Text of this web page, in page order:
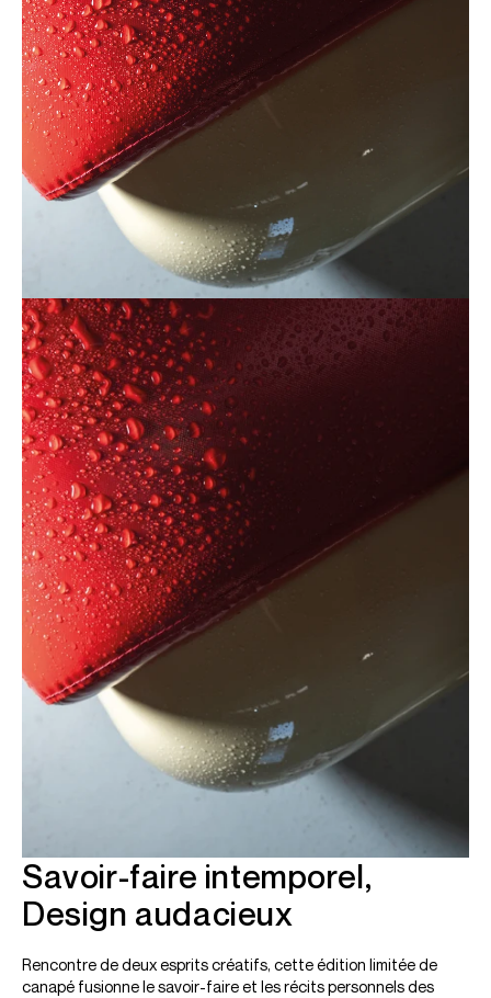
Savoir-faire intemporel,
Design audacieux
Rencontre de deux esprits créatifs, cette édition limitée de
canapé fusionne le savoir-faire et les récits personnels des